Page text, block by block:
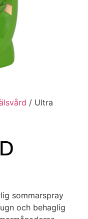
/ Ultra
sommarspray
och behaglig